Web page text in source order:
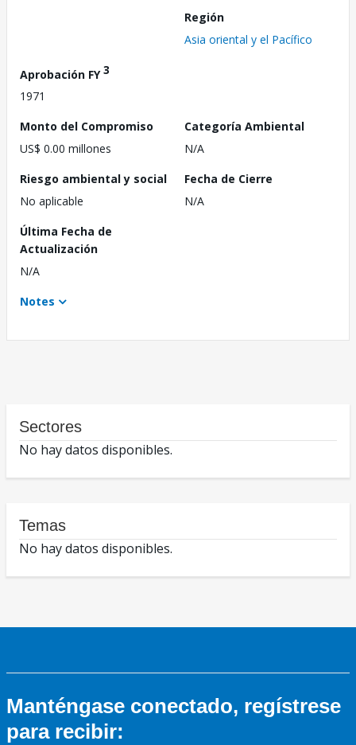
Región
Asia oriental y el Pacífico
Aprobación FY3
1971
Monto del Compromiso
US$ 0.00 millones
Categoría Ambiental
N/A
Riesgo ambiental y social
No aplicable
Fecha de Cierre
N/A
Última Fecha de
Actualización
N/A
Notes
Sectores
No hay datos disponibles.
Temas
No hay datos disponibles.
Manténgase conectado, regístrese
para recibir: